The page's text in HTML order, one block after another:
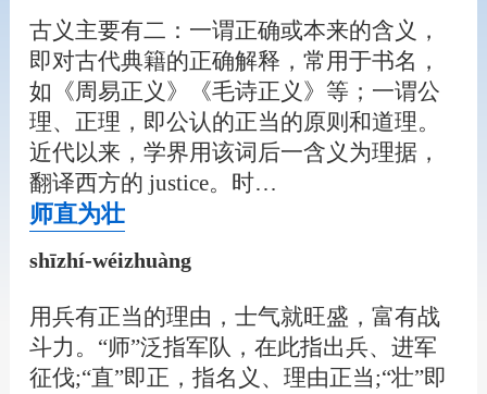
古义主要有二：一谓正确或本来的含义，
即对古代典籍的正确解释，常用于书名，
如《周易正义》《毛诗正义》等；一谓公
理、正理，即公认的正当的原则和道理。
近代以来，学界用该词后一含义为理据，
翻译西方的 justice。时…
师直为壮
shīzhí-wéizhuàng
用兵有正当的理由，士气就旺盛，富有战
斗力。“师”泛指军队，在此指出兵、进军
征伐;“直”即正，指名义、理由正当;“壮”即